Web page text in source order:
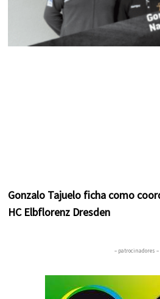
Gonzalo Tajuelo ficha como
HC Elbflorenz Dresden
– patrocinadores –